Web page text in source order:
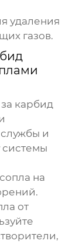
удаления
газов.
карбид
и
системы
на
от